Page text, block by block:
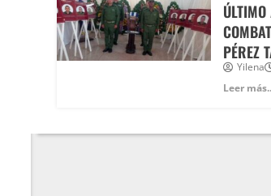
PÉREZ
Yilena
Leer